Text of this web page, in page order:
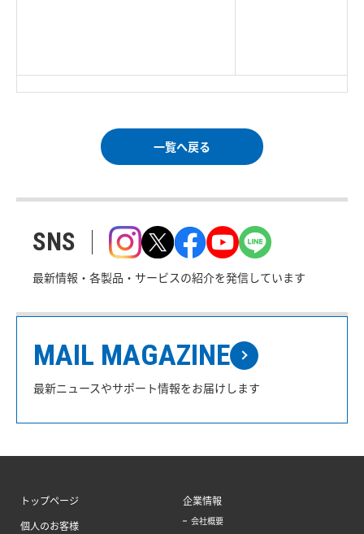
一覧へ戻る
SNS
最新情報・各製品・サービスの紹介を発信しています
MAIL MAGAZINE
最新ニュースやサポート情報をお届けします
トップページ
個人のお客様
企業情報
会社概要